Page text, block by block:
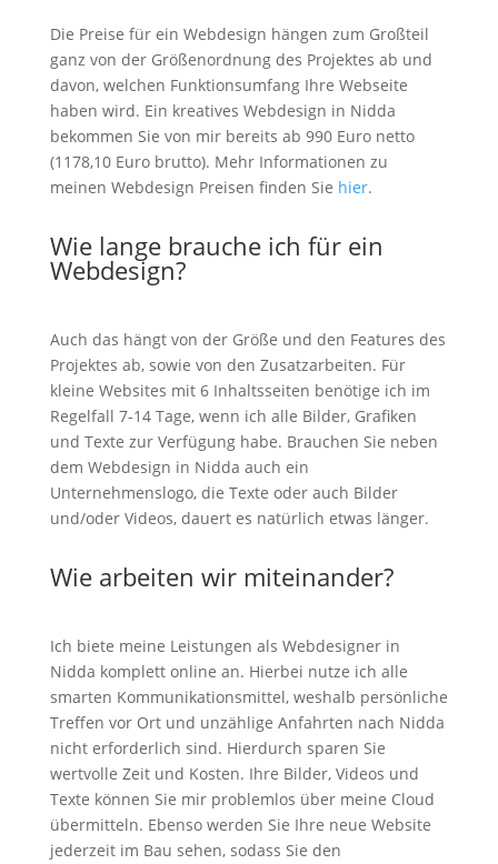
Die Preise für ein Webdesign hängen zum Großteil
ganz von der Größenordnung des Projektes ab und
davon, welchen Funktionsumfang Ihre Webseite
haben wird. Ein kreatives Webdesign in Nidda
bekommen Sie von mir bereits ab 990 Euro netto
(1178,10 Euro brutto). Mehr Informationen zu
meinen Webdesign Preisen finden Sie hier.
Wie lange brauche ich für ein
Webdesign?
Auch das hängt von der Größe und den Features des
Projektes ab, sowie von den Zusatzarbeiten. Für
kleine Websites mit 6 Inhaltsseiten benötige ich im
Regelfall 7-14 Tage, wenn ich alle Bilder, Grafiken
und Texte zur Verfügung habe. Brauchen Sie neben
dem Webdesign in Nidda auch ein
Unternehmenslogo, die Texte oder auch Bilder
und/oder Videos, dauert es natürlich etwas länger.
Wie arbeiten wir miteinander?
Ich biete meine Leistungen als Webdesigner in
Nidda komplett online an. Hierbei nutze ich alle
smarten Kommunikationsmittel, weshalb persönliche
Treffen vor Ort und unzählige Anfahrten nach Nidda
nicht erforderlich sind. Hierdurch sparen Sie
wertvolle Zeit und Kosten. Ihre Bilder, Videos und
Texte können Sie mir problemlos über meine Cloud
übermitteln. Ebenso werden Sie Ihre neue Website
jederzeit im Bau sehen, sodass Sie den